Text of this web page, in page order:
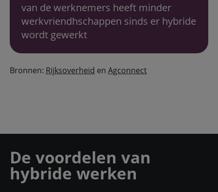
van de werknemers heeft minder
werkvriendhschappen sinds er hybride
wordt gewerkt
Bronnen: Rijksoverheid en Agconnect
De voordelen van
hybride werken